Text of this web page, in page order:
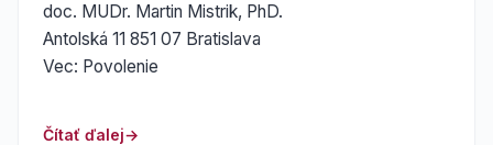
doc. MUDr. Martin Mistrik, PhD.
Antolská 11 851 07 Bratislava
Vec: Povolenie
Čítať ďalej